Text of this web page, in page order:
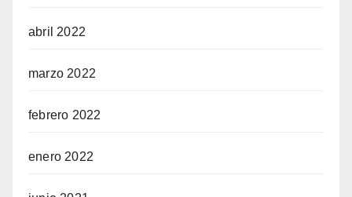
abril 2022
marzo 2022
febrero 2022
enero 2022